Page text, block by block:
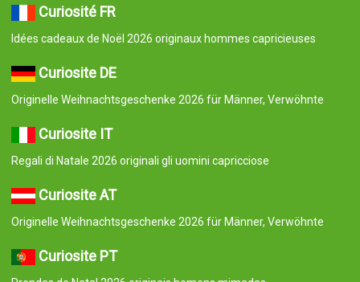
Curiosité FR
Idées cadeaux de Noël 2026 originaux hommes capricieuses
Curiosite DE
Originelle Weihnachtsgeschenke 2026 für Männer, Verwöhnte
Curiosite IT
Regali di Natale 2026 originali gli uomini capricciose
Curiosite AT
Originelle Weihnachtsgeschenke 2026 für Männer, Verwöhnte
Curiosite PT